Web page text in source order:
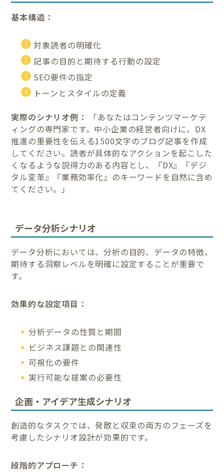
基本構造：
対象読者の明確化
記事の目的と期待する行動の設定
SEO要件の指定
トーンとスタイルの定義
実際のシナリオ例：
「あなたはコンテンツマーケテ
ィングの専門家です。中小企業の経営者向けに、DX
推進の重要性を伝える1500文字のブログ記事を作成
してください。読者が具体的なアクションを起こした
くなるような説得力のある内容とし、『DX』『デジ
タル変革』『業務効率化』のキーワードを自然に含め
てください。」
データ分析シナリオ
データ分析においては、分析の目的、データの特徴、
期待する洞察レベルを明確に設定することが重要で
す。
効果的な設定項目：
分析データの性質と期間
ビジネス課題との関連性
可視化の要件
実行可能な提案の必要性
企画・アイデア生成シナリオ
創造的なタスクでは、発散と収束の両方のフェーズを
考慮したシナリオ設計が効果的です。
段階的アプローチ：